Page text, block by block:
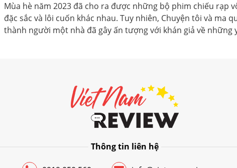
Mùa hè năm 2023 đã cho ra được những bộ phim chiếu rạp
đặc sắc và lôi cuốn khác nhau. Tuy nhiên, Chuyện tôi và ma
thành người một nhà đã gây ấn tượng với khán giả về những
Thông tin liên hệ